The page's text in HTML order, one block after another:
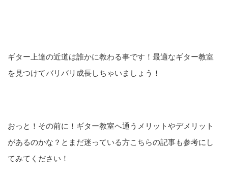
ギター上達の近道は誰かに教わる事です！最適なギター教室
を見つけてバリバリ成長しちゃいましょう！
おっと！その前に！ギター教室へ通うメリットやデメリット
があるのかな？とまだ迷っている方こちらの記事も参考にし
てみてください！